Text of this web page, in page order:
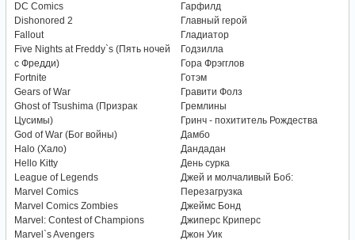
DC Comics
Dishonored 2
Fallout
Five Nights at Freddy`s (Пять ночей
с Фредди)
Fortnite
Gears of War
Ghost of Tsushima (Призрак
Цусимы)
God of War (Бог войны)
Halo (Хало)
Hello Kitty
League of Legends
Marvel Comics
Marvel Comics Zombies
Marvel: Contest of Champions
Marvel`s Avengers
Гарфилд
Главный герой
Гладиатор
Годзилла
Гора Фрэгглов
Готэм
Гравити Фолз
Гремлины
Гринч - похититель Рождества
Дамбо
Дандадан
День сурка
Джей и молчаливый Боб:
Перезагрузка
Джеймс Бонд
Джиперс Криперс
Джон Уик